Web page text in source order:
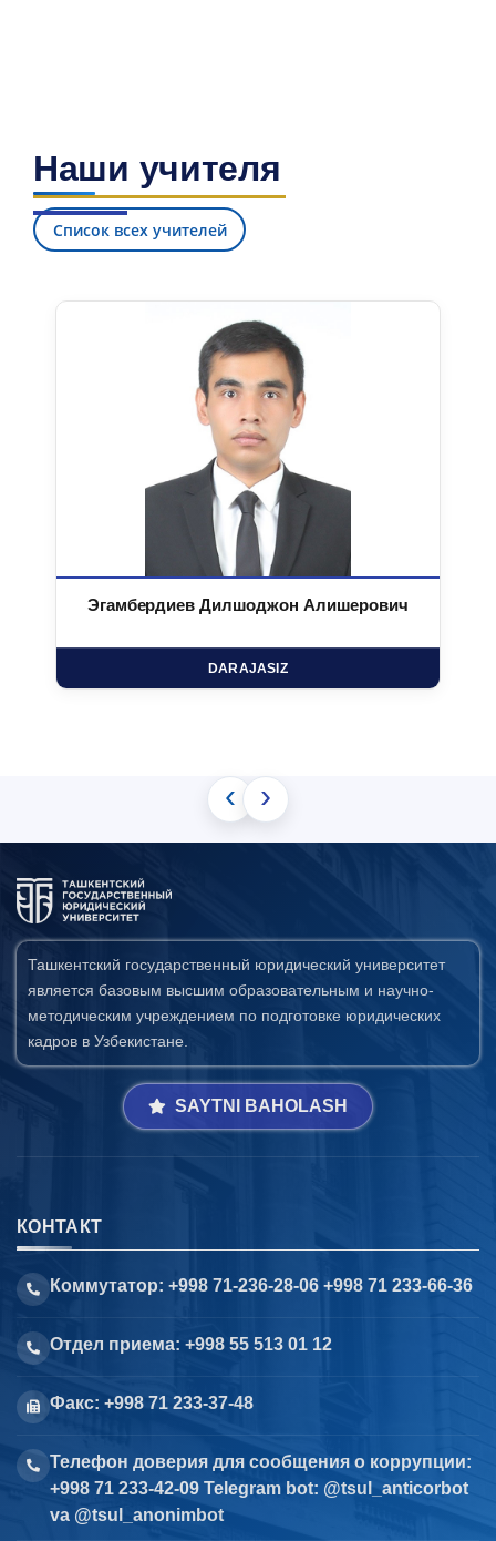
Наши учителя
Список всех учителей
Эгамбердиев Дилшоджон Алишерович
DARAJASIZ
‹ ›
Ташкентский государственный юридический университет
является базовым высшим образовательным и научно-
методическим учреждением по подготовке юридических
кадров в Узбекистане.
SAYTNI BAHOLASH
КОНТАКТ
Коммутатор: +998 71-236-28-06 +998 71 233-66-36
Отдел приема: +998 55 513 01 12
Факс: +998 71 233-37-48
Телефон доверия для сообщения о коррупции:
+998 71 233-42-09 Telegram bot: @tsul_anticorbot
va @tsul_anonimbot